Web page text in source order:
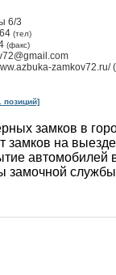
6/3
(тел)
(факс)
zamkov72.ru/
позиций]
замков в
замков на
автомобилей
замочной службы